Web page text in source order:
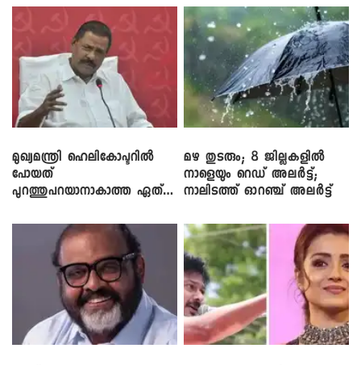
മുഖ്യമന്ത്രി ഹെലികോപ്ടറിൽ
പോയത്
പുറത്തുപറയാനാകാത്ത ഏത്
മഴ തുടരും; 8 ജില്ലകളിൽ
നാളെയും റെഡ് അലർട്ട്;
നാലിടത്ത് ഓറഞ്ച് അലർട്ട്